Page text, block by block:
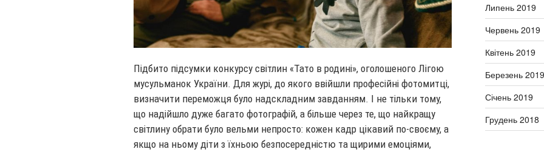
Підбито підсумки конкурсу світлин «Тато в родині», оголошеного Лігою
мусульманок України. Для журі, до якого ввійшли професійні фотомитці,
визначити переможця було надскладним завданням. І не тільки тому,
що надійшло дуже багато фотографій, а більше через те, що найкращу
світлину обрати було вельми непросто: кожен кадр цікавий по-своєму, а
якщо на ньому діти з їхньою безпосередністю та щирими емоціями,
Липень 2019
Червень 2019
Квітень 2019
Березень 2019
Січень 2019
Грудень 2018